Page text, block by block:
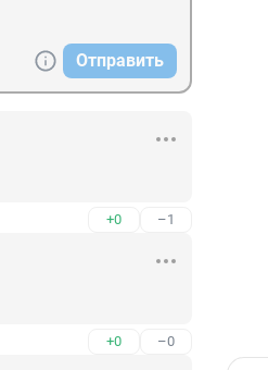
Отправить
+0 –1
+0 –0